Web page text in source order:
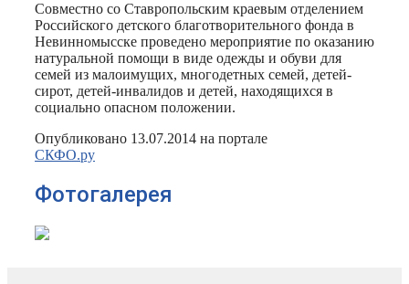
Совместно со Ставропольским краевым отделением
Российского детского благотворительного фонда в
Невинномысске проведено мероприятие по оказанию
натуральной помощи в виде одежды и обуви для
семей из малоимущих, многодетных семей, детей-
сирот, детей-инвалидов и детей, находящихся в
социально опасном положении.
Опубликовано 13.07.2014 на портале
СКФО.ру
Фотогалерея